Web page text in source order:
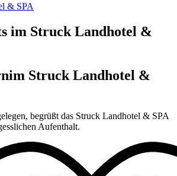
& SPA
im Struck Landhotel &
im Struck Landhotel &
begrüßt das Struck Landhotel & SPA
Aufenthalt.